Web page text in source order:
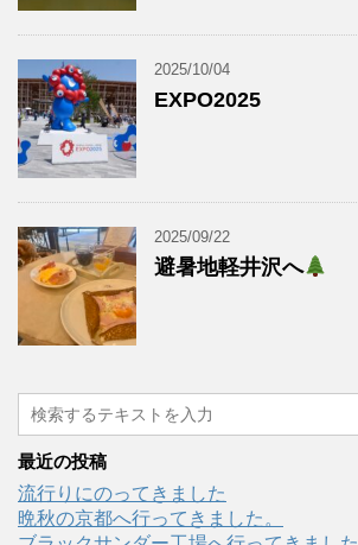
2025/10/04
EXPO2025
2025/09/22
避暑地軽井沢へ
最近の投稿
流行りにのってきました
晩秋の京都へ行ってきました。